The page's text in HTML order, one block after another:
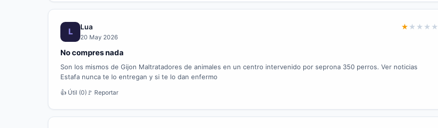
L Lua
20 May 2026
★ ★ ★ ★ ★
No compres nada
Son los mismos de Gijon Maltratadores de animales en un centro intervenido por seprona 350 perros. Ver noticias
Estafa nunca te lo entregan y si te lo dan enfermo
👍 Útil (0) 🚩 Reportar